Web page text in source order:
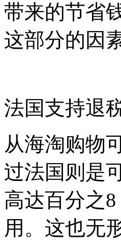
带来的节省
这部分的因
法国支持退
从海淘购物
过法国则是
高达百分之
用。这也无